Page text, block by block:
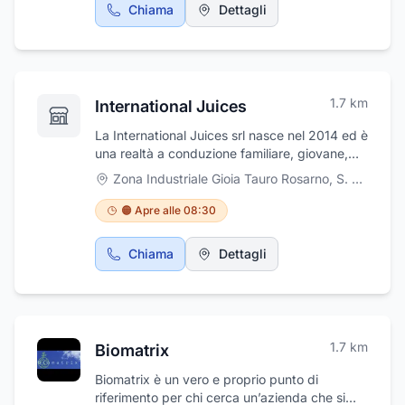
Chiama Dettagli
International Juices 1.7 km
La International Juices srl nasce nel 2014 ed è
una realtà a conduzione familiare, giovane,
dinamica ed innovativa azienda operante nel
settore agroalimentare, valorizzando i
prodotti ed i sapori della Calabria nata dalla
passione e dell'amore verso la terra. Il nostro
stabilimento di produzione è situato nell'area
industriale di Gioia Tauro - Rosarno - San
Tauro, facilita l'export dei nostri prodotti e
per la miscelazione di succhi di agrumi,
personalizzata dei semilavorati per l'industria
Zona Industriale Gioia Tauro Rosarno, S. Ferdinando
🟠 Apre alle 08:30
Chiama Dettagli
Biomatrix 1.7 km
Biomatrix è un vero e proprio punto di
riferimento per chi cerca un’azienda che si